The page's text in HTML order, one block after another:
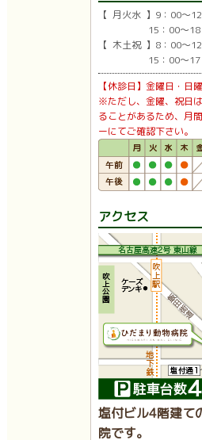
【 月火水 】9：00〜
15：00〜18
【 木土祝 】8：00〜
15：00〜17
【休診日】金曜日・日
※ただし、金曜、祝日
ることがあるため、月
ーにてご確認下さい。
アクセス
塩付ビル4階建て
院です。